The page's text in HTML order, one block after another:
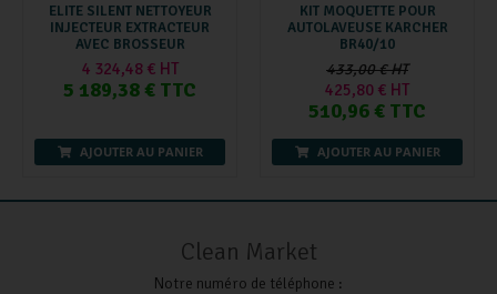
ELITE SILENT NETTOYEUR
INJECTEUR EXTRACTEUR
AVEC BROSSEUR
4 324,48 € HT
5 189,38 € TTC
AJOUTER AU PANIER
KIT MOQUETTE POUR
AUTOLAVEUSE KARCHER
BR40/10
433,00 € HT
425,80 € HT
510,96 € TTC
AJOUTER AU PANIER
Clean Market
Notre numéro de téléphone :